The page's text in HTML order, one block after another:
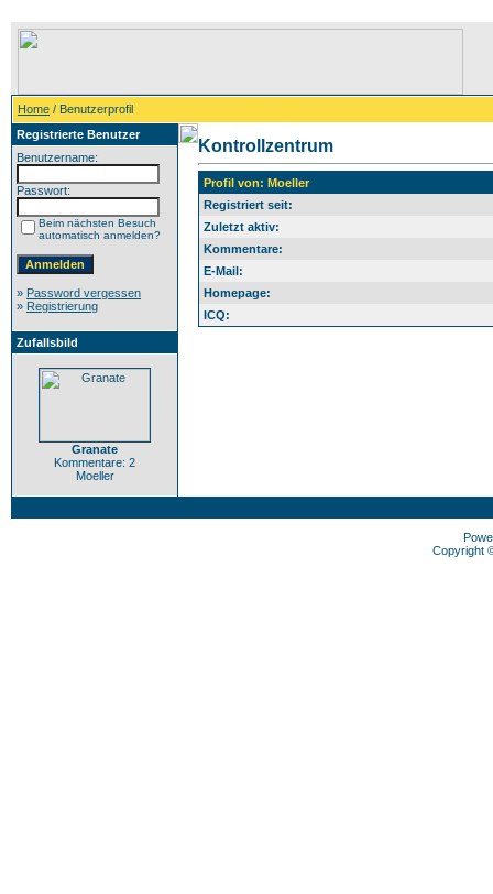
Home / Benutzerprofil
Registrierte Benutzer
Benutzername:
Passwort:
Beim nächsten Besuch
automatisch anmelden?
» Password vergessen
» Registrierung
Zufallsbild
Granate
Kommentare: 2
Moeller
Kontrollzentrum
Profil von: Moeller
Registriert seit:
Zuletzt aktiv:
Kommentare:
E-Mail:
Homepage:
ICQ:
Copyright